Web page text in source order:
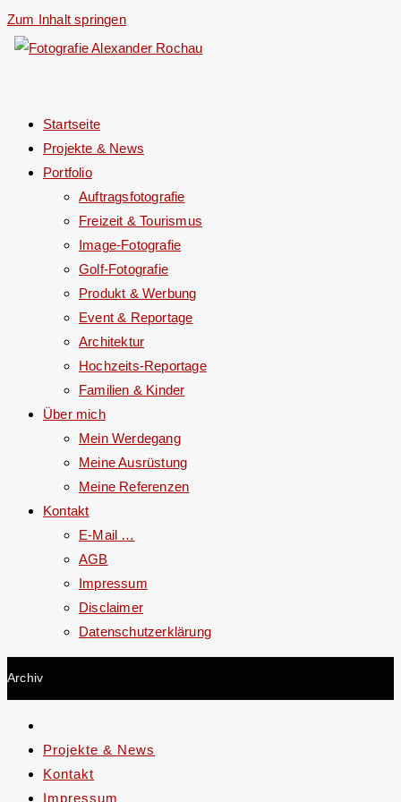
Zum Inhalt springen
Startseite
Projekte & News
Portfolio
Auftragsfotografie
Freizeit & Tourismus
Image-Fotografie
Golf-Fotografie
Produkt & Werbung
Event & Reportage
Architektur
Hochzeits-Reportage
Familien & Kinder
Über mich
Mein Werdegang
Meine Ausrüstung
Meine Referenzen
Kontakt
E-Mail …
AGB
Impressum
Disclaimer
Datenschutzerklärung
Archiv
Projekte & News
Kontakt
Impressum